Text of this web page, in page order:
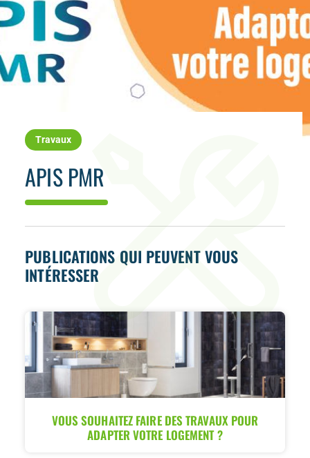
Travaux
APIS PMR
PUBLICATIONS QUI PEUVENT VOUS
INTÉRESSER
VOUS SOUHAITEZ FAIRE DES TRAVAUX POUR
ADAPTER VOTRE LOGEMENT ?